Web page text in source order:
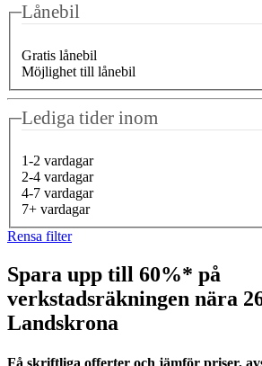
Lånebil
Gratis lånebil
Möjlighet till lånebil
Lediga tider inom
1-2 vardagar
2-4 vardagar
4-7 vardagar
7+ vardagar
Rensa filter
Spara upp till 60%* på
verkstadsräkningen nära
Landskrona
Få skriftliga offerter och jämför priser,